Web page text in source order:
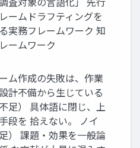
ームドラフティングを
実務フレームワーク 知
ームワーク
ム作成の失敗は、作業
計不備から生じている
足） 具体語に閉じ、上
段を 拾えない。 ノイ
） 課題・効果を一般論